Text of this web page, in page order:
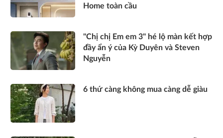
Home toàn cầu
"Chị chị Em em 3" hé lộ màn kết hợp
đầy ẩn ý của Kỳ Duyên và Steven
Nguyễn
6 thứ càng không mua càng dễ giàu